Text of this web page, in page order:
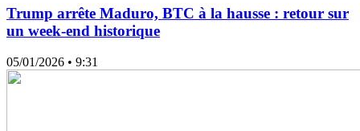
Trump arrête Maduro, BTC à la hausse : retour sur
un week-end historique
05/01/2026 • 9:31